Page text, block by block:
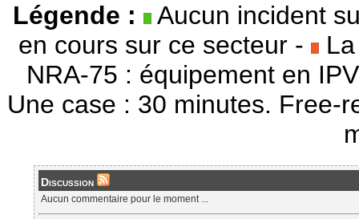
Légende :
Aucun incident
en cours sur ce secteur - La
NRA-75 : équipement en
Une case : 30 minutes. Free-
Discussion
Aucun commentaire pour le moment ...